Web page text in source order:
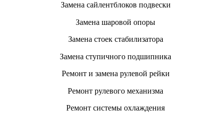
Замена сайлентблоков подвески
Замена шаровой опоры
Замена стоек стабилизатора
Замена ступичного подшипника
Ремонт и замена рулевой рейки
Ремонт рулевого механизма
Ремонт системы охлаждения